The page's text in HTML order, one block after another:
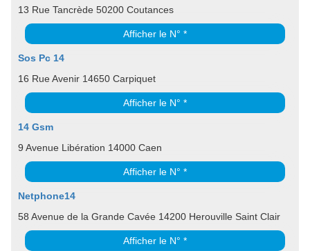
13 Rue Tancrède 50200 Coutances
Afficher le N° *
Sos Pc 14
16 Rue Avenir 14650 Carpiquet
Afficher le N° *
14 Gsm
9 Avenue Libération 14000 Caen
Afficher le N° *
Netphone14
58 Avenue de la Grande Cavée 14200 Herouville Saint Clair
Afficher le N° *